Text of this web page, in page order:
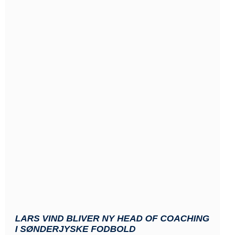
LARS VIND BLIVER NY HEAD OF COACHING
I SØNDERJYSKE FODBOLD